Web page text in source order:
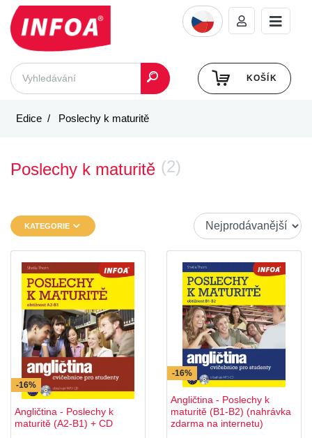
KOŠÍK
Edice Poslechy k maturitě
Poslechy k maturitě (2)
KATEGORIE
-16%
Angličtina - Poslechy k
maturitě (A2-B1) + CD
-16%
Angličtina - Poslechy k
maturitě (B1-B2) (nahrávka
zdarma na internetu)